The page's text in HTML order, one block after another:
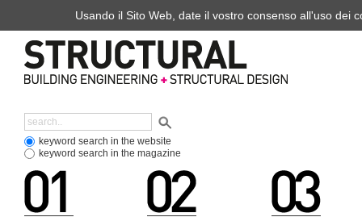
keyword search in the website
keyword search in the magazine
Usando il Sito Web, date il vostro consenso all'uso